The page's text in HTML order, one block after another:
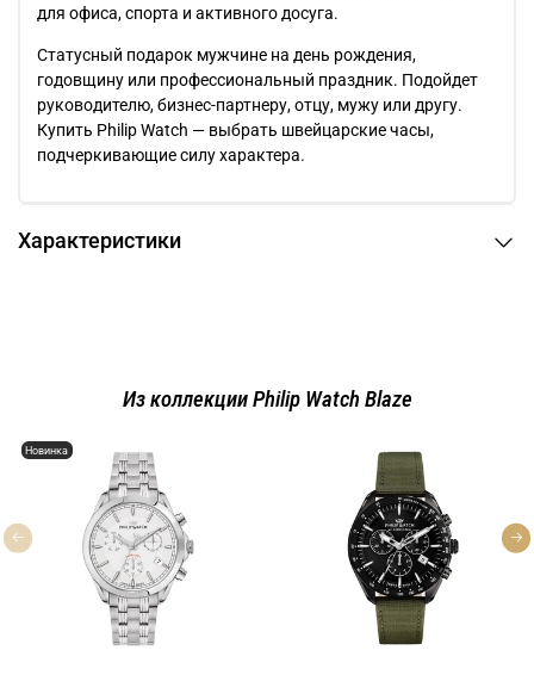
для офиса, спорта и активного досуга.
Статусный подарок мужчине на день рождения,
годовщину или профессиональный праздник. Подойдет
руководителю, бизнес-партнеру, отцу, мужу или другу.
Купить Philip Watch — выбрать швейцарские часы,
подчеркивающие силу характера.
Характеристики
Из коллекции Philip Watch Blaze
Новинка